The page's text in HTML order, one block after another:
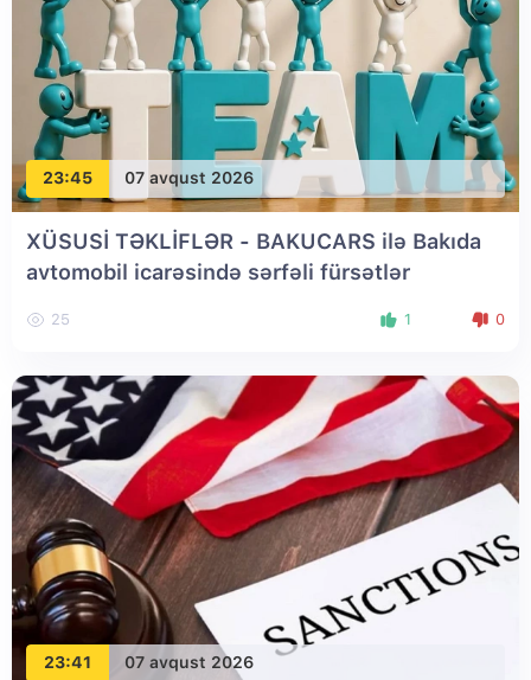
23:45 07 avqust 2026
XÜSUSİ TƏKLİFLƏR - BAKUCARS ilə Bakıda
avtomobil icarəsində sərfəli fürsətlər
25 1 0
23:41 07 avqust 2026